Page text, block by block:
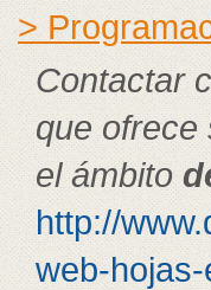
>
Contactar
que
el ámbito
http://
web-